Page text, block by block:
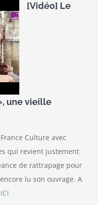
[Vidéo] Le
une vieille
Culture avec
qui revient justement
de rattrapage pour
lu son ouvrage. A
ICI